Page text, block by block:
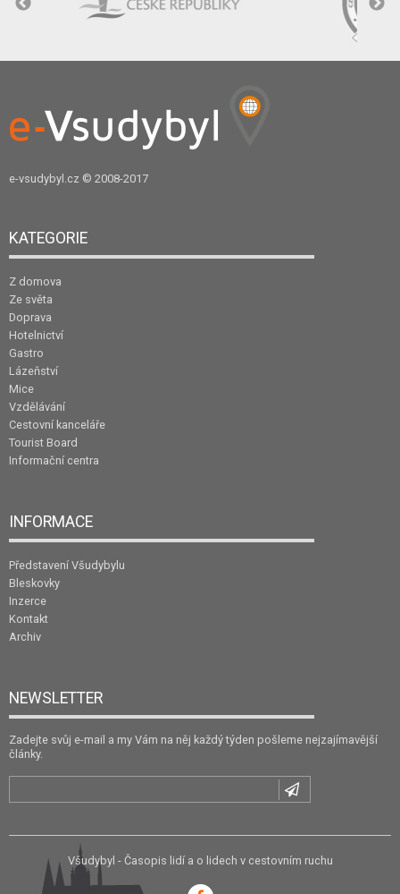
e-vsudybyl.cz © 2008-2017
KATEGORIE
Z domova
Ze světa
Doprava
Hotelnictví
Gastro
Lázeňství
Mice
Vzdělávání
Cestovní kanceláře
Tourist Board
Informační centra
INFORMACE
Představení Všudybylu
Bleskovky
Inzerce
Kontakt
Archiv
NEWSLETTER
Zadejte svůj e-mail a my Vám na něj každý týden pošleme nejzajímavější
články.
Všudybyl - Časopis lidí a o lidech v cestovním ruchu